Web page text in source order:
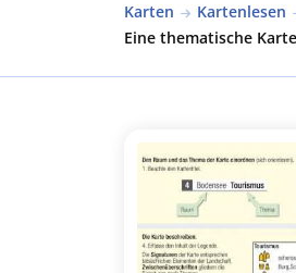
Karten Kartenlesen
Eine thematische